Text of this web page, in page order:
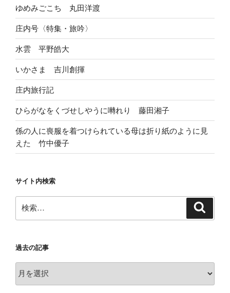
ゆめみごこち 丸田洋渡
庄内号〈特集・旅吟〉
水雲 平野皓大
いかさま 吉川創揮
庄内旅行記
ひらがなをくづせしやうに囀れり 藤田湘子
係の人に喪服を着つけられている母は折り紙のように見
えた 竹中優子
サイト内検索
索:
過去の記事
去